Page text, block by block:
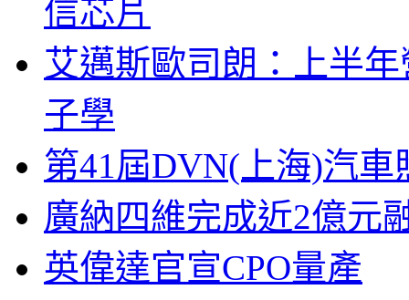
信芯片
艾邁斯歐司朗：上半
子學
第41屆DVN(上海)汽
廣納四維完成近2億元
英偉達官宣CPO量產